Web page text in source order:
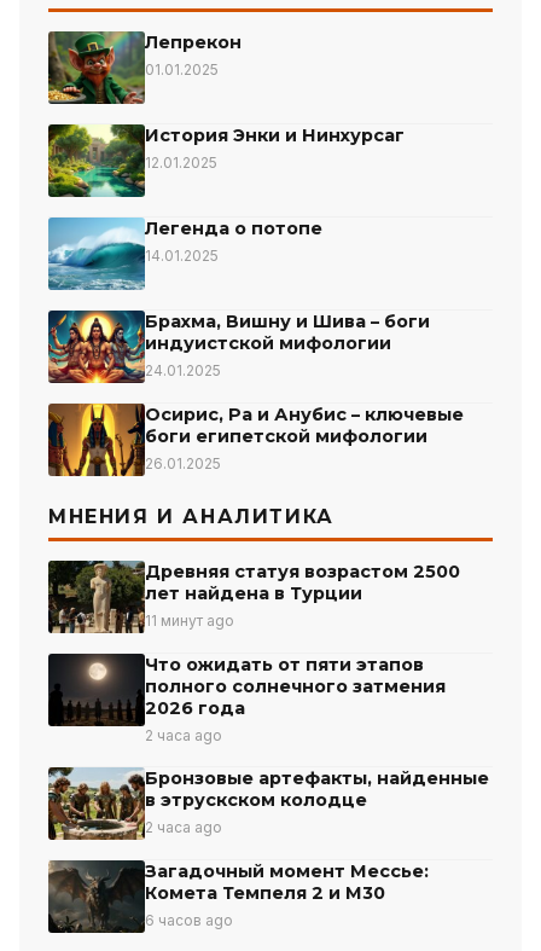
Лепрекон
01.01.2025
История Энки и Нинхурсаг
12.01.2025
Легенда о потопе
14.01.2025
Брахма, Вишну и Шива – боги
индуистской мифологии
24.01.2025
Осирис, Ра и Анубис – ключевые
боги египетской мифологии
26.01.2025
МНЕНИЯ И АНАЛИТИКА
Древняя статуя возрастом 2500
лет найдена в Турции
11 минут ago
Что ожидать от пяти этапов
полного солнечного затмения
2026 года
2 часа ago
Бронзовые артефакты, найденные
в этрускском колодце
2 часа ago
Загадочный момент Мессье:
Комета Темпеля 2 и М30
6 часов ago